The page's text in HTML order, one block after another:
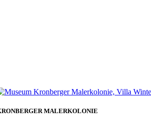
MALERKOLONIE